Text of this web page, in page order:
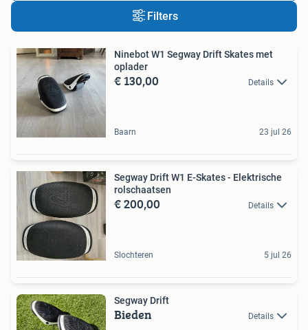
Filters
Ninebot W1 Segway Drift Skates met
oplader
€ 130,00 Details
Baarn 23 jul 26
Segway Drift W1 E-Skates - Elektrische
rolschaatsen
€ 200,00 Details
Slochteren 5 jul 26
Segway Drift
Bieden Details